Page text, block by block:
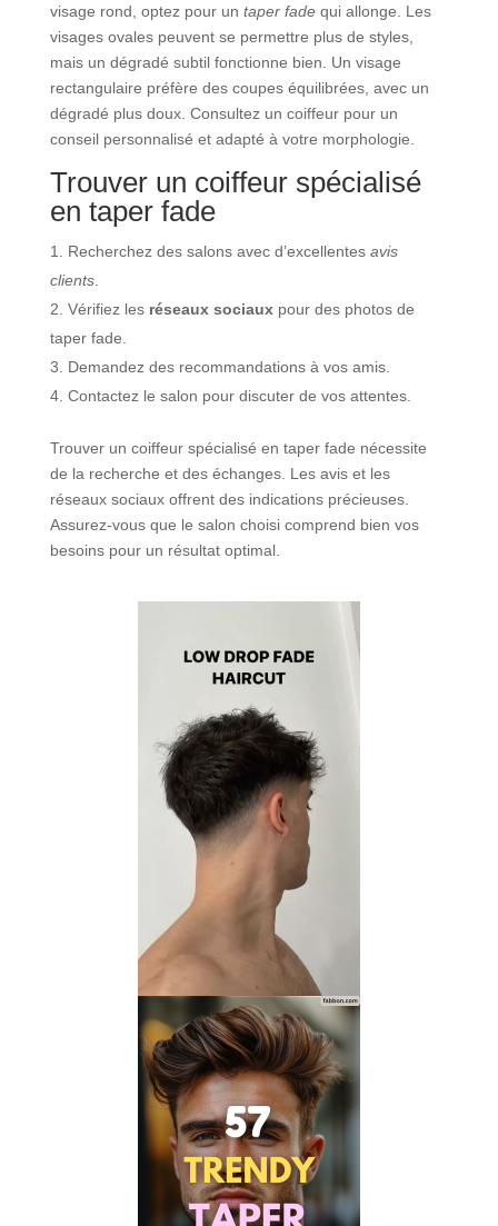
visage rond, optez pour un taper fadequi allonge. Les
visages ovales peuvent se permettre plus de styles,
mais un dégradé subtil fonctionne bien. Un visage
rectangulaire préfère des coupes équilibrées, avec un
dégradé plus doux. Consultez un coiffeur pour un
conseil personnalisé et adapté à votre morphologie.
Trouver un coiffeur spécialisé
en taper fade
Recherchez des salons avec d’excellentes avis
clients.
Vérifiez les réseaux sociauxpour des photos de
taper fade.
Demandez des recommandations à vos amis.
Contactez le salon pour discuter de vos attentes.
Trouver un coiffeur spécialisé en taper fade nécessite
de la recherche et des échanges. Les avis et les
réseaux sociaux offrent des indications précieuses.
Assurez-vous que le salon choisi comprend bien vos
besoins pour un résultat optimal.